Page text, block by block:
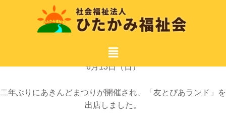
6月13日（日）
二年ぶりにあきんどまつりが開催され、「友とぴあランド」を
出店しました。